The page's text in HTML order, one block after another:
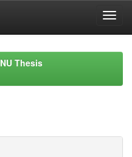
NU Thesis